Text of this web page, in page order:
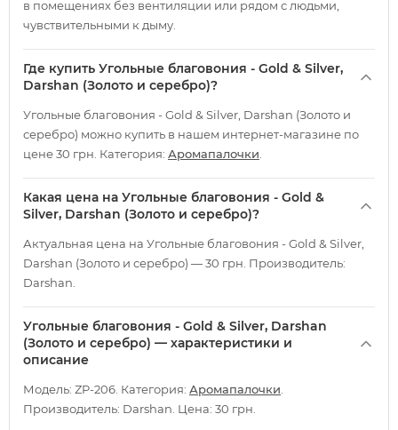
в помещениях без вентиляции или рядом с людьми,
чувствительными к дыму.
Где купить Угольные благовония - Gold & Silver,
Darshan (Золото и серебро)?
Угольные благовония - Gold & Silver, Darshan (Золото и
серебро) можно купить в нашем интернет-магазине по
цене 30 грн. Категория: Аромапалочки
Какая цена на Угольные благовония - Gold &
Silver, Darshan (Золото и серебро)?
Актуальная цена на Угольные благовония - Gold & Silver,
Darshan (Золото и серебро) — 30 грн. Производитель:
Darshan.
Угольные благовония - Gold & Silver, Darshan
(Золото и серебро) — характеристики и
описание
Модель: ZP-206. Категория: Аромапалочки
Производитель: Darshan. Цена: 30 грн.